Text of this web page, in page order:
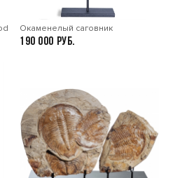
Окаменелый саговник
190 000